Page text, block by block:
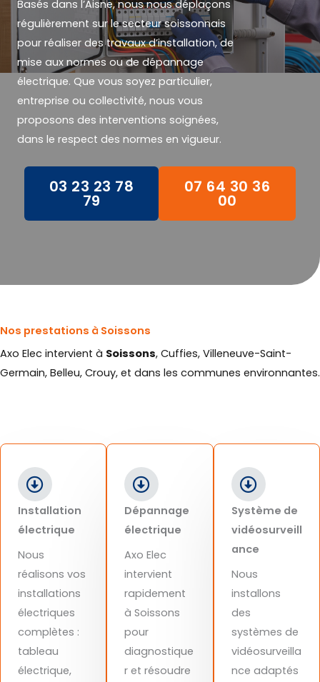
Basés dans l’Aisne, nous nous déplaçons
régulièrement sur le secteur soissonnais
pour réaliser des travaux d’installation, de
mise aux normes ou de dépannage
électrique. Que vous soyez particulier,
entreprise ou collectivité, nous vous
proposons des interventions soignées,
dans le respect des normes en vigueur.
03 23 23 78
79
07 64 30 36
00
Nos prestations à Soissons
Axo Elec intervient à Soissons, Cuffies, Villeneuve-Saint-
Germain, Belleu, Crouy, et dans les communes environnantes.
Installation
électrique
Nous
réalisons vos
installations
électriques
complètes :
tableau
électrique,
Dépannage
électrique
Axo Elec
intervient
rapidement
à Soissons
pour
diagnostique
r et résoudre
Système de
vidéosurveill
ance
Nous
installons
des
systèmes de
vidéosurveilla
nce adaptés